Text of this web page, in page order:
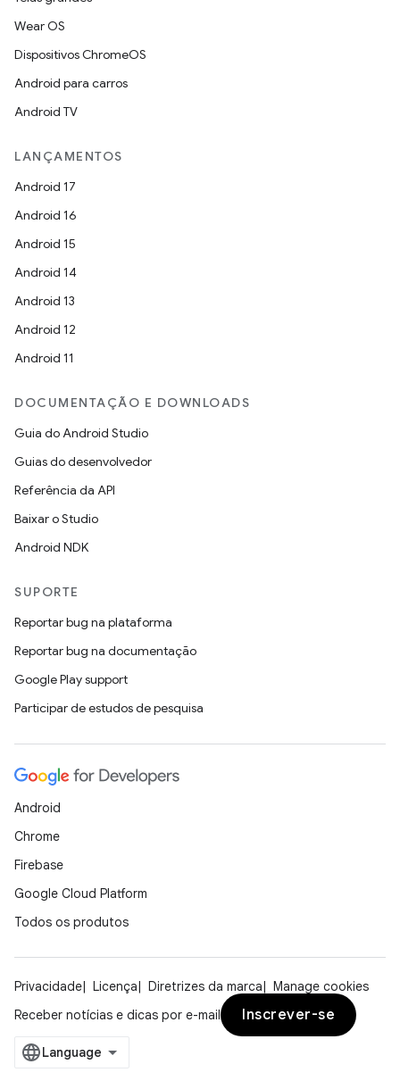
Wear OS
Dispositivos ChromeOS
Android para carros
Android TV
LANÇAMENTOS
Android 17
Android 16
Android 15
Android 14
Android 13
Android 12
Android 11
DOCUMENTAÇÃO E DOWNLOADS
Guia do Android Studio
Guias do desenvolvedor
Referência da API
Baixar o Studio
Android NDK
SUPORTE
Reportar bug na plataforma
Reportar bug na documentação
Google Play support
Participar de estudos de pesquisa
Android
Chrome
Firebase
Google Cloud Platform
Todos os produtos
Privacidade Licença Diretrizes da marca
Manage cookies
Receber notícias e dicas por e-mail
Inscrever-se